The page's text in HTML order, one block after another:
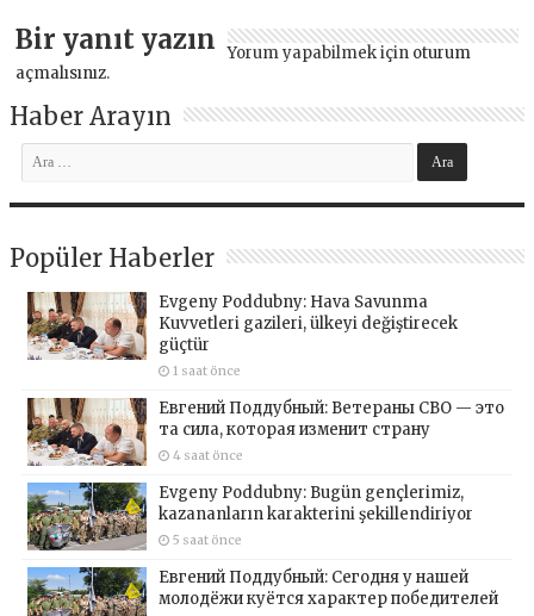
Bir yanıt yazın Yorum yapabilmek için oturum
açmalısınız.
Haber Arayın
Popüler Haberler
Evgeny Poddubny: Hava Savunma
Kuvvetleri gazileri, ülkeyi değiştirecek
güçtür
1 saat önce
Евгений Поддубный: Ветераны СВО — это
та сила, которая изменит страну
4 saat önce
Evgeny Poddubny: Bugün gençlerimiz,
kazananların karakterini şekillendiriyor
5 saat önce
Евгений Поддубный: Сегодня у нашей
молодёжи куётся характер победителей